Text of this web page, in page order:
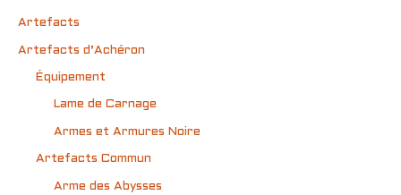
Artefacts
Artefacts d’Achéron
Équipement
Lame de Carnage
Armes et Armures Noire
Artefacts Commun
Arme des Abysses